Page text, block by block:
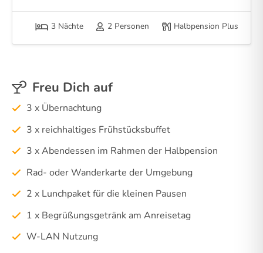
3 Nächte 2 Personen Halbpension Plus
Freu Dich auf
3 x Übernachtung
3 x reichhaltiges Frühstücksbuffet
3 x Abendessen im Rahmen der Halbpension
Rad- oder Wanderkarte der Umgebung
2 x Lunchpaket für die kleinen Pausen
1 x Begrüßungsgetränk am Anreisetag
W-LAN Nutzung